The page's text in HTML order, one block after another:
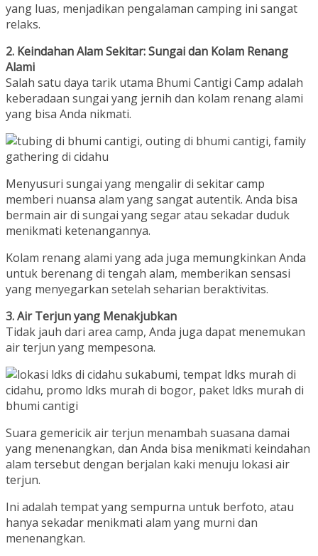
yang luas, menjadikan pengalaman camping ini sangat
relaks.
2. Keindahan Alam Sekitar: Sungai dan Kolam Renang
Alami
Salah satu daya tarik utama Bhumi Cantigi Camp adalah
keberadaan sungai yang jernih dan kolam renang alami
yang bisa Anda nikmati.
Menyusuri sungai yang mengalir di sekitar camp
memberi nuansa alam yang sangat autentik. Anda bisa
bermain air di sungai yang segar atau sekadar duduk
menikmati ketenangannya.
Kolam renang alami yang ada juga memungkinkan Anda
untuk berenang di tengah alam, memberikan sensasi
yang menyegarkan setelah seharian beraktivitas.
3. Air Terjun yang Menakjubkan
Tidak jauh dari area camp, Anda juga dapat menemukan
air terjun yang mempesona.
Suara gemericik air terjun menambah suasana damai
yang menenangkan, dan Anda bisa menikmati keindahan
alam tersebut dengan berjalan kaki menuju lokasi air
terjun.
Ini adalah tempat yang sempurna untuk berfoto, atau
hanya sekadar menikmati alam yang murni dan
menenangkan.